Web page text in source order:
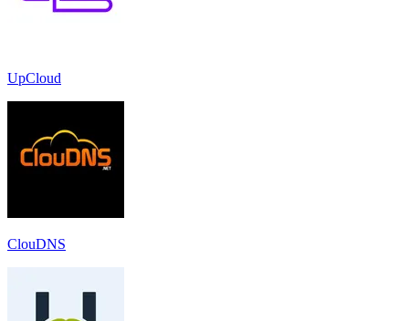
UpCloud
ClouDNS